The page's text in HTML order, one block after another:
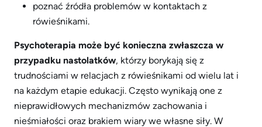
poznać źródła problemów w kontaktach z
rówieśnikami.
Psychoterapia może być konieczna zwłaszcza w
przypadku nastolatków, którzy borykają się z
trudnościami w relacjach z rówieśnikami od wielu lat i
na każdym etapie edukacji. Często wynikają one z
nieprawidłowych mechanizmów zachowania i
nieśmiałości oraz brakiem wiary we własne siły. W